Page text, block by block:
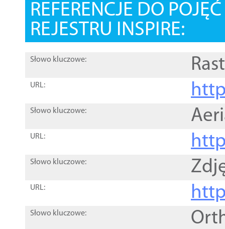
REFERENCJE DO
REJESTRU INSPIRE:
Słowo kluczowe:
URL:
Słowo kluczowe:
URL:
Słowo kluczowe:
URL:
Słowo kluczowe: